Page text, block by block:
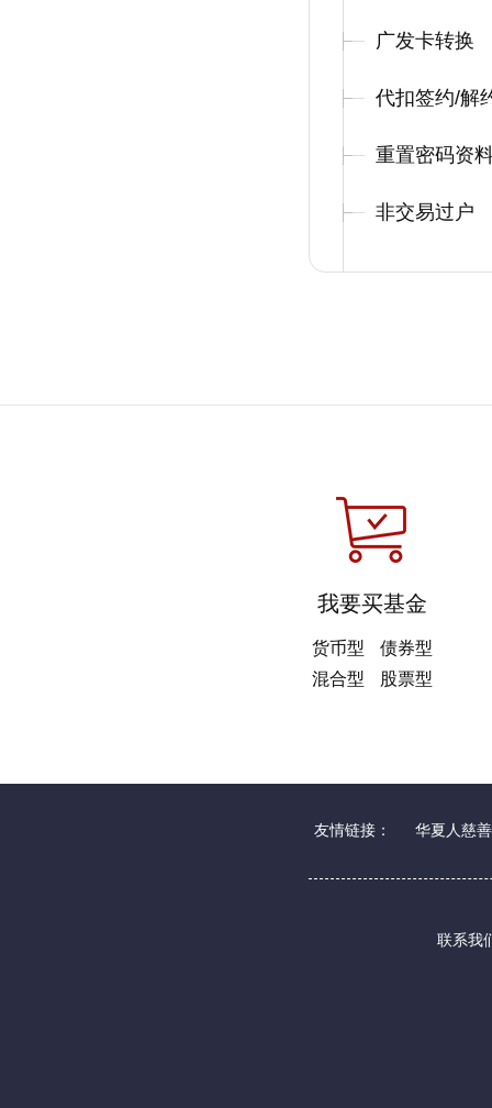
广发卡转换
代扣签约/解
重置密码资
非交易过户
我要买基金
货币型
债券型
混合型
股票型
友情链接： 华夏人慈
联系我